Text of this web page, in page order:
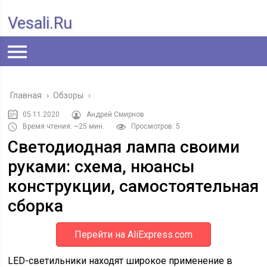
Vesali.ru
Главная › Обзоры ›
05.11.2020
Андрей Смирнов
Время чтения: ~25 мин.
Просмотров: 5
Светодиодная лампа своими
руками: схема, нюансы
конструкции, самостоятельная
сборка
Перейти на AliExpress.com
LED-светильники находят широкое применение в